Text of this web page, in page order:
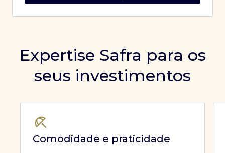
Expertise Safra para os
seus investimentos
Comodidade e praticidade